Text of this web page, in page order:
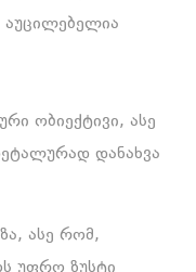
აუცილებელია
ობიექტივი, ასე
დანახვა
ასე რომ,